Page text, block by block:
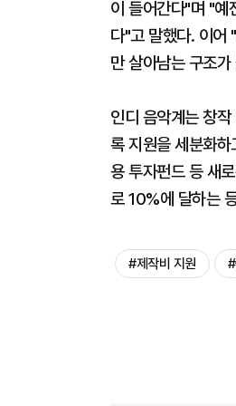
이 들어간다"며 "예
다"고 말했다. 이어
만 살아남는 구조
인디 음악계는 창
록 지원을 세분화
용 투자펀드 등 새
로 10%에 달하는
#제작비 지원